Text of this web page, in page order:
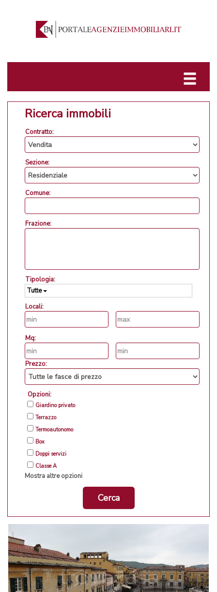
Ricerca immobili
Contratto:
Sezione:
Comune:
Frazione:
Tipologia:
Tutte
Locali:
Mq:
Prezzo:
Opzioni:
Giardino privato
Terrazzo
Termoautonomo
Box
Doppi servizi
Classe A
Mostra altre opzioni
Cerca